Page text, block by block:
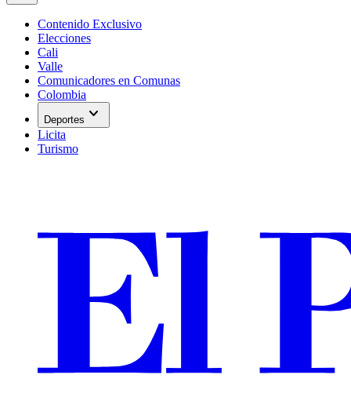
Contenido Exclusivo
Elecciones
Cali
Valle
Comunicadores en Comunas
Colombia
Deportes expand_more
Licita
Turismo